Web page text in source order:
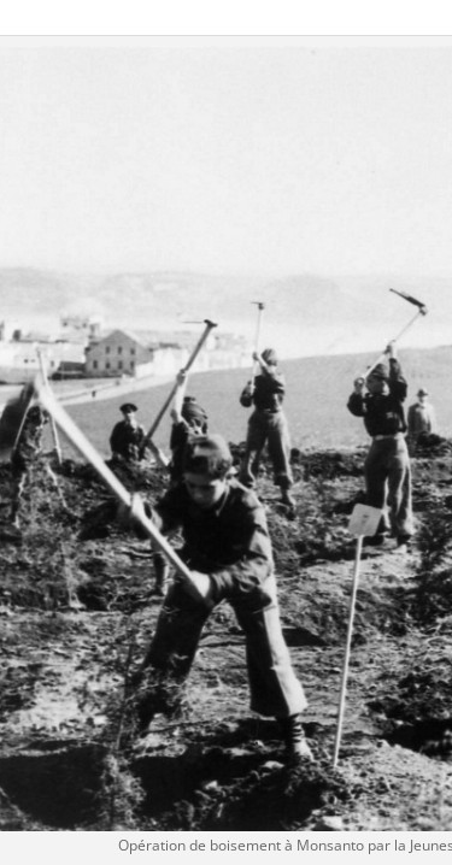
Opération de boisement à Monsanto par la